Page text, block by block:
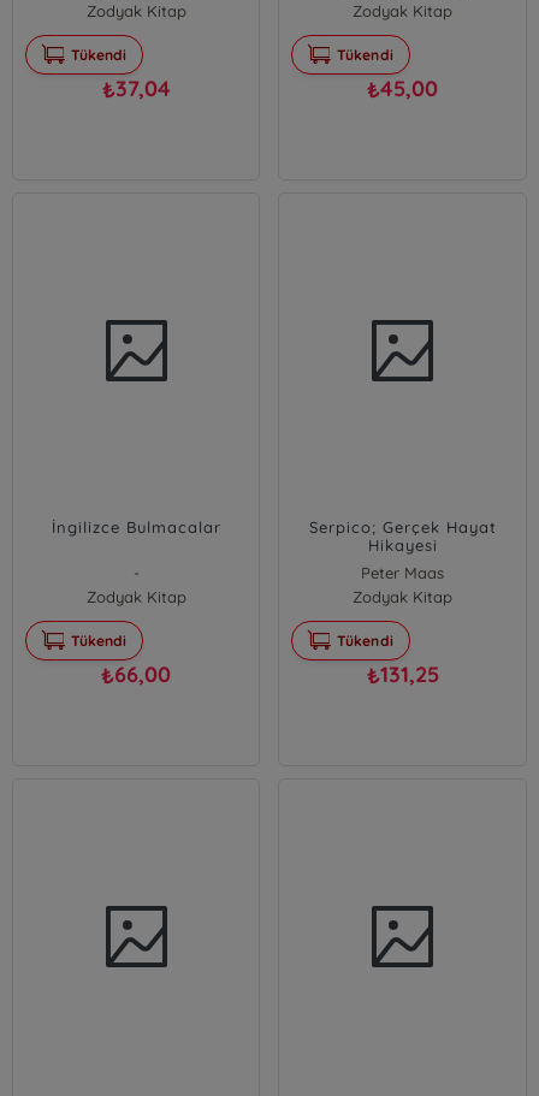
Zodyak Kitap
Tükendi
₺37,04
Zodyak Kitap
Tükendi
₺45,00
İngilizce Bulmacalar
-
Zodyak Kitap
Tükendi
₺66,00
Serpico; Gerçek Hayat
Hikayesi
Peter Maas
Zodyak Kitap
Tükendi
₺131,25